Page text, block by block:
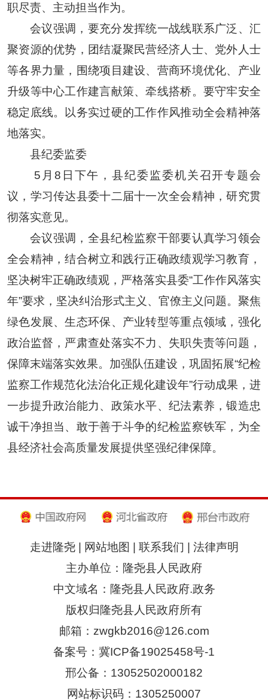
职尽责、主动担当作为。
会议强调，要充分发挥统一战线联系广泛、汇
聚资源的优势，团结凝聚民营经济人士、党外人士
等各界力量，围绕项目建设、营商环境优化、产业
升级等中心工作建言献策、牵线搭桥。要守牢安全
稳定底线。以务实过硬的工作作风推动全会精神落
地落实。
县纪委监委
5月8日下午，县纪委监委机关召开专题会
议，学习传达县委十二届十一次全会精神，研究贯
彻落实意见。
会议强调，全县纪检监察干部要认真学习领会
全会精神，结合树立和践行正确政绩观学习教育，
坚决树牢正确政绩观，严格落实县委“工作作风落实
年”要求，坚决纠治形式主义、官僚主义问题。聚焦
绿色发展、生态环保、产业转型等重点领域，强化
政治监督，严肃查处落实不力、失职失责等问题，
保障末端落实效果。加强队伍建设，巩固拓展“纪检
监察工作规范化法治化正规化建设年”行动成果，进
一步提升政治能力、政策水平、纪法素养，锻造忠
诚干净担当、敢于善于斗争的纪检监察铁军，为全
县经济社会高质量发展提供坚强纪律保障。
走进隆尧| 网站地图 | 联系我们 | 法律声明
主办单位：隆尧县人民政府
中文域名：隆尧县人民政府.政务
版权归隆尧县人民政府所有
邮箱：zwgkb2016@126.com
备案号：冀ICP备19025458号-1
邢公备：13052502000182
网站标识码：1305250007